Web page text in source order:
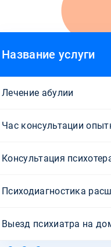
Название услуги
Лечение абулии
Час консультации
Консультация
Психодиагностика
Выезд психиатра на